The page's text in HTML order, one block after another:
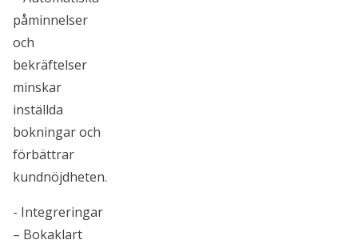
påminnelser
och
bekräftelser
minskar
inställda
bokningar och
förbättrar
kundnöjdheten.
- Integreringar
– Bokaklart